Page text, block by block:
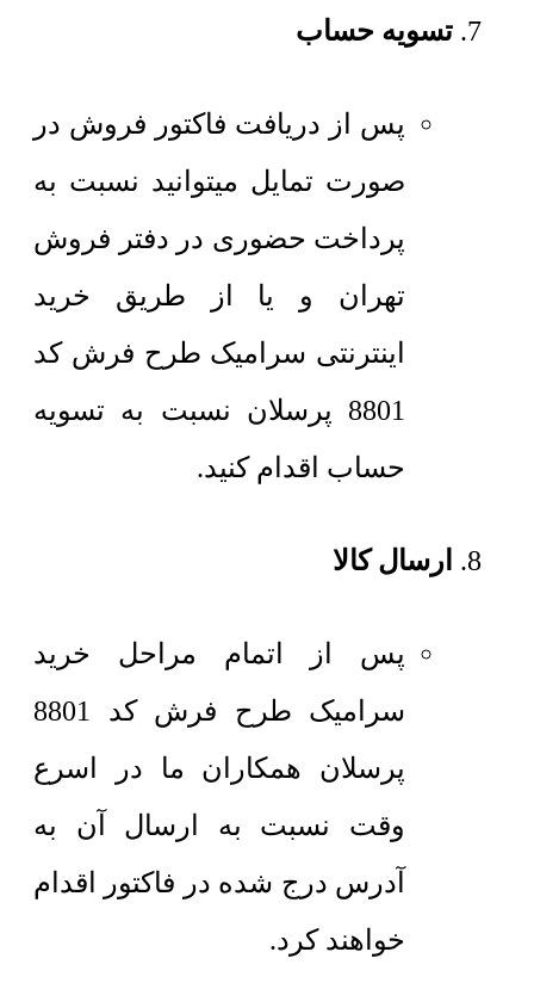
تسویه حساب
پس از دریافت فاکتور فروش در
صورت تمایل میتوانید نسبت به
پرداخت حضوری در دفتر فروش
تهران و یا از طریق خرید
اینترنتی سرامیک طرح فرش کد
8801 پرسلان نسبت به تسویه
حساب اقدام کنید.
ارسال کالا
پس از اتمام مراحل خرید
سرامیک طرح فرش کد 8801
پرسلان همکاران ما در اسرع
وقت نسبت به ارسال آن به
آدرس درج شده در فاکتور اقدام
خواهند کرد.